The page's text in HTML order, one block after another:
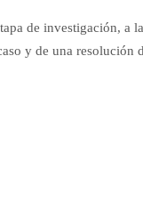
de investigación, a
y de una resolución